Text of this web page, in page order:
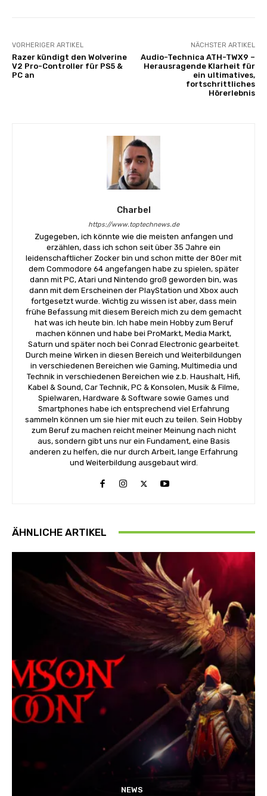
VORHERIGER ARTIKEL
Razer kündigt den Wolverine
V2 Pro-Controller für PS5 &
PC an
NÄCHSTER ARTIKEL
Audio-Technica ATH-TWX9 –
Herausragende Klarheit für
ein ultimatives,
fortschrittliches
Hörerlebnis
Charbel
https://www.toptechnews.de
Zugegeben, ich könnte wie die meisten anfangen und
erzählen, dass ich schon seit über 35 Jahre ein
leidenschaftlicher Zocker bin und schon mitte der 80er mit
dem Commodore 64 angefangen habe zu spielen, später
dann mit PC, Atari und Nintendo groß geworden bin, was
dann mit dem Erscheinen der PlayStation und Xbox auch
fortgesetzt wurde. Wichtig zu wissen ist aber, dass mein
frühe Befassung mit diesem Bereich mich zu dem gemacht
hat was ich heute bin. Ich habe mein Hobby zum Beruf
machen können und habe bei ProMarkt, Media Markt,
Saturn und später noch bei Conrad Electronic gearbeitet.
Durch meine Wirken in diesen Bereich und Weiterbildungen
in verschiedenen Bereichen wie Gaming, Multimedia und
Technik in verschiedenen Bereichen wie z.b. Haushalt, Hifi,
Kabel & Sound, Car Technik, PC & Konsolen, Musik & Filme,
Spielwaren, Hardware & Software sowie Games und
Smartphones habe ich entsprechend viel Erfahrung
sammeln können um sie hier mit euch zu teilen. Sein Hobby
zum Beruf zu machen reicht meiner Meinung nach nicht
aus, sondern gibt uns nur ein Fundament, eine Basis
anderen zu helfen, die nur durch Arbeit, lange Erfahrung
und Weiterbildung ausgebaut wird.
ÄHNLICHE ARTIKEL
NEWS